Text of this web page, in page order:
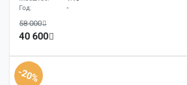
Год:
-
58 000
40 600
-20%